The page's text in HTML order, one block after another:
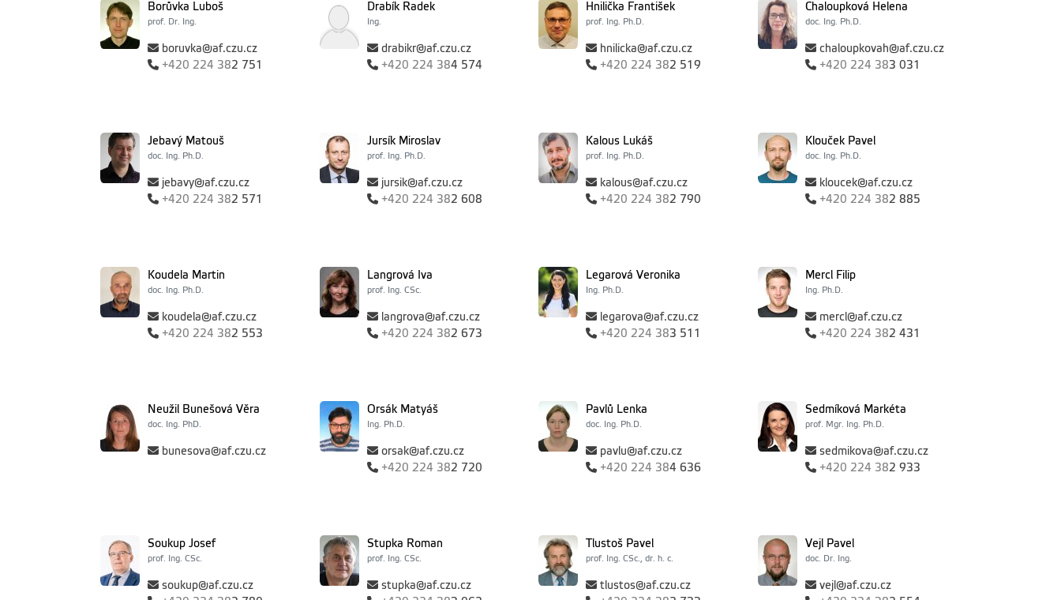
Borůvka Luboš
prof. Dr. Ing.
boruvka@af.czu.cz
+420 224 382 751
Drabík Radek
Ing.
drabikr@af.czu.cz
+420 224 384 574
Hnilička František
prof. Ing. Ph.D.
hnilicka@af.czu.cz
+420 224 382 519
Chaloupková Helena
doc. Ing. Ph.D.
chaloupkovah@af.czu.cz
+420 224 383 031
Jebavý Matouš
doc. Ing. Ph.D.
jebavy@af.czu.cz
+420 224 382 571
Jursík Miroslav
prof. Ing. Ph.D.
jursik@af.czu.cz
+420 224 382 608
Kalous Lukáš
prof. Ing. Ph.D.
kalous@af.czu.cz
+420 224 382 790
Klouček Pavel
doc. Ing. Ph.D.
kloucek@af.czu.cz
+420 224 382 885
Koudela Martin
doc. Ing. Ph.D.
koudela@af.czu.cz
+420 224 382 553
Langrová Iva
prof. Ing. CSc.
langrova@af.czu.cz
+420 224 382 673
Legarová Veronika
Ing. Ph.D.
legarova@af.czu.cz
+420 224 383 511
Mercl Filip
Ing. Ph.D.
mercl@af.czu.cz
+420 224 382 431
Neužil Bunešová Věra
doc. Ing. PhD.
bunesova@af.czu.cz
Orsák Matyáš
Ing. Ph.D.
orsak@af.czu.cz
+420 224 382 720
Pavlů Lenka
doc. Ing. Ph.D.
pavlu@af.czu.cz
+420 224 384 636
Sedmíková Markéta
prof. Mgr. Ing. Ph.D.
sedmikova@af.czu.cz
+420 224 382 933
Soukup Josef
prof. Ing. CSc.
soukup@af.czu.cz
Stupka Roman
prof. Ing. CSc.
stupka@af.czu.cz
Tlustoš Pavel
prof. Ing. CSc., dr. h. c.
tlustos@af.czu.cz
Vejl Pavel
doc. Dr. Ing.
vejl@af.czu.cz